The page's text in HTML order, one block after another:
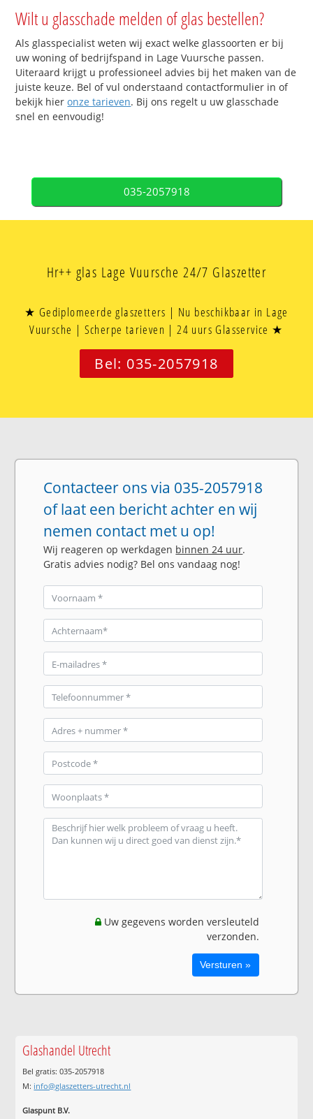
Wilt u glasschade melden of glas bestellen?
Als glasspecialist weten wij exact welke glassoorten er bij
uw woning of bedrijfspand in Lage Vuursche passen.
Uiteraard krijgt u professioneel advies bij het maken van de
juiste keuze. Bel of vul onderstaand contactformulier in of
bekijk hieronze tarieven. Bij ons regelt u uw glasschade
snel en eenvoudig!
035-2057918
Hr++ glas Lage Vuursche 24/7 Glaszetter
★ Gediplomeerde glaszetters | Nu beschikbaar in Lage
Vuursche | Scherpe tarieven | 24 uurs Glasservice ★
Bel: 035-2057918
Contacteer ons via 035-2057918
of laat een bericht achter en wij
nemen contact met u op!
Wij reageren op werkdagen binnen 24 uur.
Gratis advies nodig? Bel ons vandaag nog!
Uw gegevens worden versleuteld
verzonden.
Glashandel Utrecht
Bel gratis: 035-2057918
M: info@glaszetters-utrecht.nl
Glaspunt B.V.